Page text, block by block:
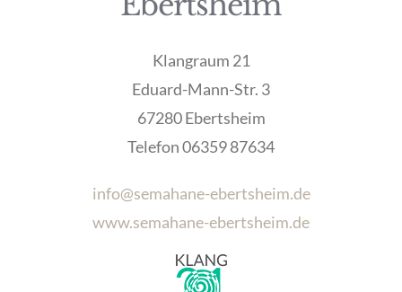
Klangraum 21
Eduard-Mann-Str. 3
67280 Ebertsheim
Telefon 06359 87634
info@semahane-ebertsheim.de
www.semahane-ebertsheim.de